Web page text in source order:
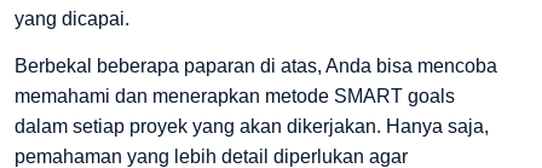
yang dicapai.
Berbekal beberapa paparan di atas, Anda bisa mencoba
memahami dan menerapkan metode SMART goals
dalam setiap proyek yang akan dikerjakan. Hanya saja,
pemahaman yang lebih detail diperlukan agar